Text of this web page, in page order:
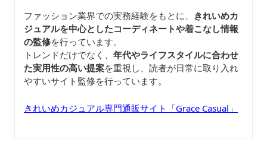
ファッション業界での実務経験をもとに、 きれいめカ
ジュアルを中心としたコーディネートや着こなし情報
の監修を行っています。
トレンドだけでなく、 年代やライフスタイルに合わせ
た実用性の高い提案を重視し、読者が日常に取り入れ
やすいサイト監修を行っています。
きれいめカジュアル専門通販サイト「Grace Casual」